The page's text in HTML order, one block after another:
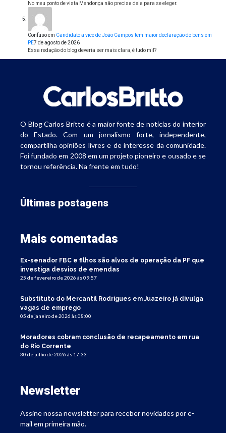
No meu ponto de vista Mendonça não precisa dela para se eleger.
Confusoem Candidato a vice de João Campos tem maior declaração de bens em
PE7 de agosto de 2026
Essa redação do blog deveria ser mais clara, é tudo mil?
O Blog Carlos Britto é a maior fonte de notícias do interior
do Estado. Com um jornalismo forte, independente,
compartilha opiniões livres e de interesse da comunidade.
Foi fundado em 2008 em um projeto pioneiro e ousado e se
tornou referência. Na frente em tudo!
Últimas postagens
Mais comentadas
Ex-senador FBC e filhos são alvos de operação da PF que
investiga desvios de emendas
25 de fevereiro de 2026 às 09:57
Substituto do Mercantil Rodrigues em Juazeiro já divulga
vagas de emprego
05 de janeiro de 2026 às 08:00
Moradores cobram conclusão de recapeamento em rua
do Rio Corrente
30 de julho de 2026 às 17:33
Newsletter
Assine nossa newsletter para receber novidades por e-
mail em primeira mão.